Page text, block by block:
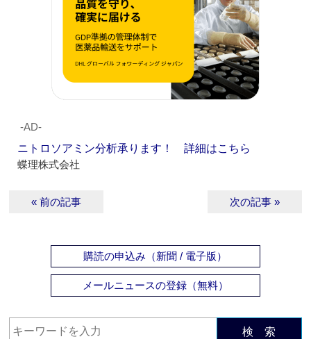
‐AD‐
ニトロソアミン分析承ります！ 詳細はこちら
蝶理株式会社
« 前の記事 次の記事 »
購読の申込み（新聞 / 電子版）
メールニュースの登録（無料）
検 索